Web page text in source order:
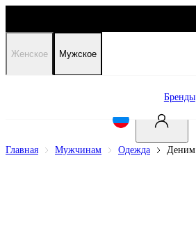
Женское Мужское
Бренды
Главная Мужчинам Одежда Деним